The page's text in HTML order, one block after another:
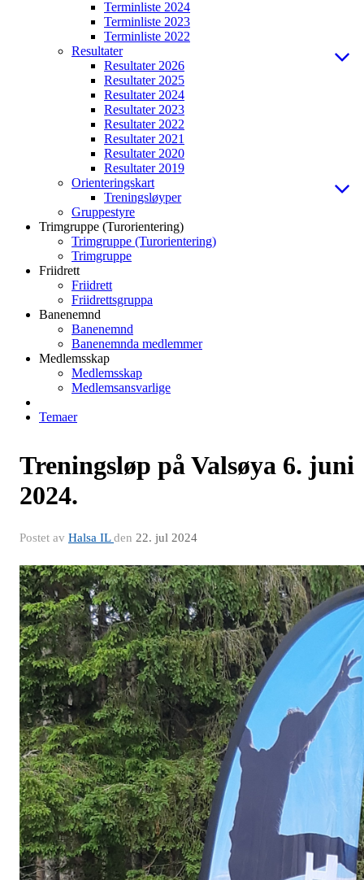
Terminliste 2024
Terminliste 2023
Terminliste 2022
Resultater
Resultater 2026
Resultater 2025
Resultater 2024
Resultater 2023
Resultater 2022
Resultater 2021
Resultater 2020
Resultater 2019
Orienteringskart
Treningsløyper
Gruppestyre
Trimgruppe (Turorientering)
Trimgruppe (Turorientering)
Trimgruppe
Friidrett
Friidrett
Friidrettsgruppa
Banenemnd
Banenemnd
Banenemnda medlemmer
Medlemsskap
Medlemsskap
Medlemsansvarlige
Temaer
Treningsløp på Valsøya 6. juni
2024.
Postet av Halsa ILden 22. jul 2024